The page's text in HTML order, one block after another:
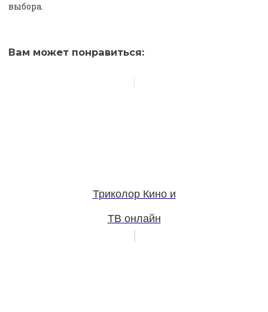
выбора.
Вам может понравиться:
Триколор Кино и
ТВ онлайн